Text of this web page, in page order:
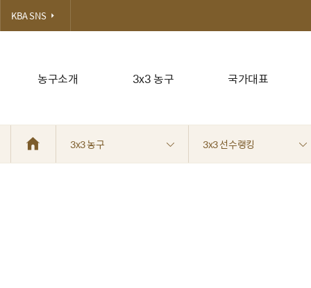
농구소개 3x3 농구 국가대표
KBA SNS
3x3 농구 3x3 선수랭킹